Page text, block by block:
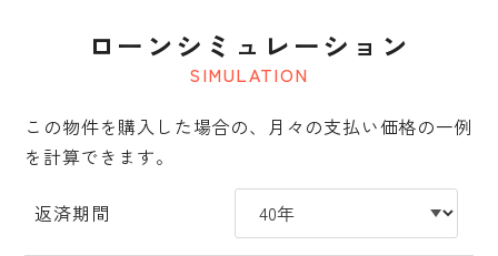
SIMULATION
ローンシミュレーション
この物件を購入した場合の、月々の支払い価格の一例
を計算できます。
返済期間